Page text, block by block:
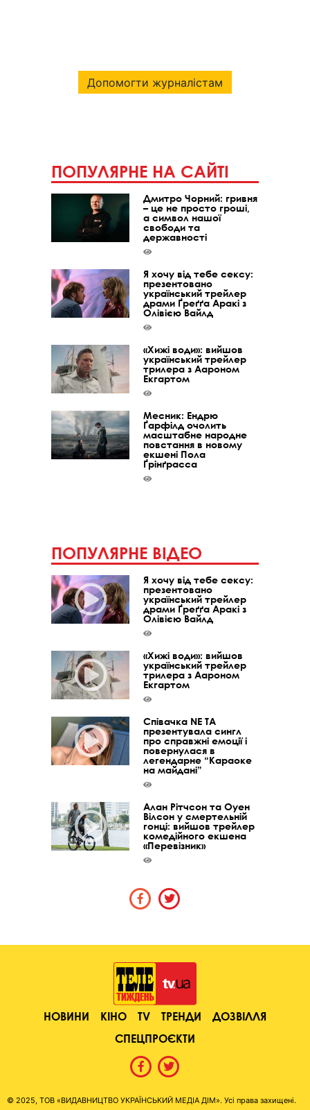
Допомогти журналістам
ПОПУЛЯРНЕ НА САЙТІ
Дмитро Чорний: гривня
– це не просто гроші,
а символ нашої
свободи та
державності
Я хочу від тебе сексу:
презентовано
український трейлер
драми Ґреґґа Аракі з
Олівією Вайлд
«Хижі води»: вийшов
український трейлер
трилера з Аароном
Екгартом
Месник: Ендрю
Ґарфілд очолить
масштабне народне
повстання в новому
екшені Пола
Ґрінґрасса
ПОПУЛЯРНЕ ВІДЕО
Я хочу від тебе сексу:
презентовано
український трейлер
драми Ґреґґа Аракі з
Олівією Вайлд
«Хижі води»: вийшов
український трейлер
трилера з Аароном
Екгартом
Співачка NE TA
презентувала сингл
про справжні емоції і
повернулася в
легендарне “Караоке
на майдані”
Алан Рітчсон та Оуен
Вілсон у смертельній
гонці: вийшов трейлер
комедійного екшена
«Перевізник»
НОВИНИ КІНО TV ТРЕНДИ
ДОЗВІЛЛЯ
СПЕЦПРОЄКТИ
© 2025, ТОВ «ВИДАВНИЦТВО УКРАЇНСЬКИЙ МЕДІА ДІМ». Усі права захищені.